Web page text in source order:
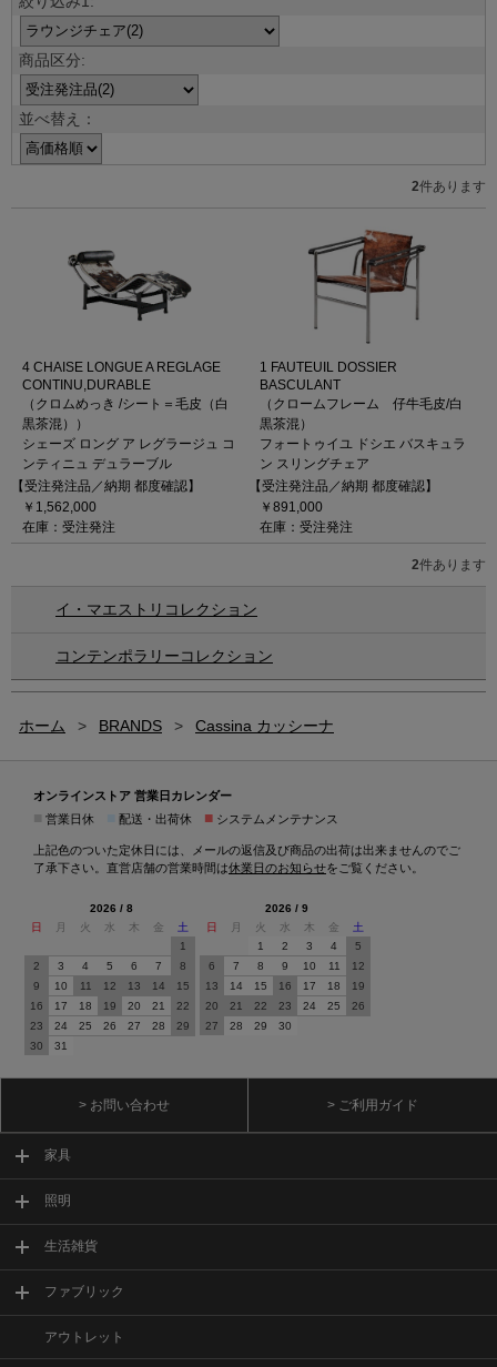
並べ替え：
2件あります
4 CHAISE LONGUE A REGLAGE
CONTINU,DURABLE
（クロムめっき /シート＝毛皮（白
黒茶混））
シェーズ ロング ア レグラージュ コ
ンティニュ デュラーブル
【受注発注品／納期 都度確認】
￥1,562,000
在庫：受注発注
1 FAUTEUIL DOSSIER
BASCULANT
（クロームフレーム 仔牛毛皮/白
黒茶混）
フォートゥイユ ドシエ バスキュラ
ン スリングチェア
【受注発注品／納期 都度確認】
￥891,000
在庫：受注発注
2件あります
イ・マエストリコレクション
コンテンポラリーコレクション
ホーム > BRANDS > Cassina カッシーナ
オンラインストア 営業日カレンダー
営業日休 配送・出荷休 ■ システムメンテナンス
上記色のついた定休日には、メールの返信及び商品の出荷は出来ませんのでご
了承下さい。直営店舗の営業時間は休業日のお知らせをご覧ください。
2026 / 8
日
月 火 水 木 金
土
1
2
3 4 5 6 7
8
9
10 11 12 13 14
15
16
17 18 19 20 21
22
23
24 25 26 27 28
29
30
31
2026 / 9
日
月 火 水 木 金
土
1
2 3 4
5
6
7 8 9 10 11
12
13
14 15 16 17 18
19
20
21 22 23 24 25
26
27
28 29 30
> お問い合わせ > ご利用ガイド
家具
照明
生活雑貨
ファブリック
アウトレット